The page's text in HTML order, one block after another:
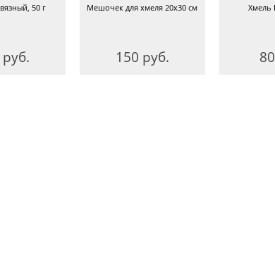
50 г Мешочек для хмеля 20х30 см
150 руб.
Хмель